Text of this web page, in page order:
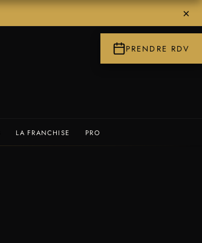
×
LA FRANCHISE PRO
PRENDRE RDV